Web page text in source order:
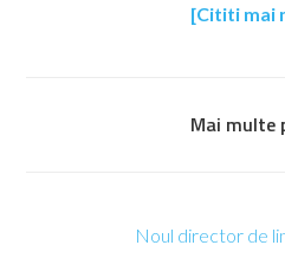
[Cititi mai
Mai multe
Noul director de